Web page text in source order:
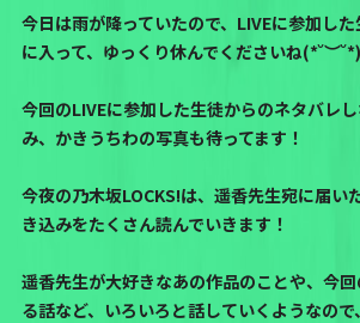
今日は雨が降っていたので、LIVEに参加し
に入って、ゆっくり休んでくださいね(*˘︶˘*)
今回のLIVEに参加した生徒からのネタバレ
み、かきうちわの写真も待ってます！
今夜の乃木坂LOCKS!は、遥香先生宛に届い
き込みをたくさん読んでいきます！
遥香先生が大好きなあの作品のことや、今
る話など、いろいろと話していくようなの